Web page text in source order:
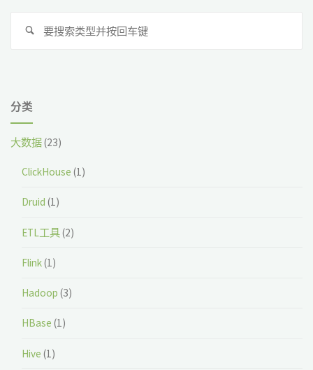
搜
分类
大数据(23)
ClickHouse (1)
Druid (1)
ETL工具(2)
Flink(1)
Hadoop (3)
HBase (1)
Hive (1)